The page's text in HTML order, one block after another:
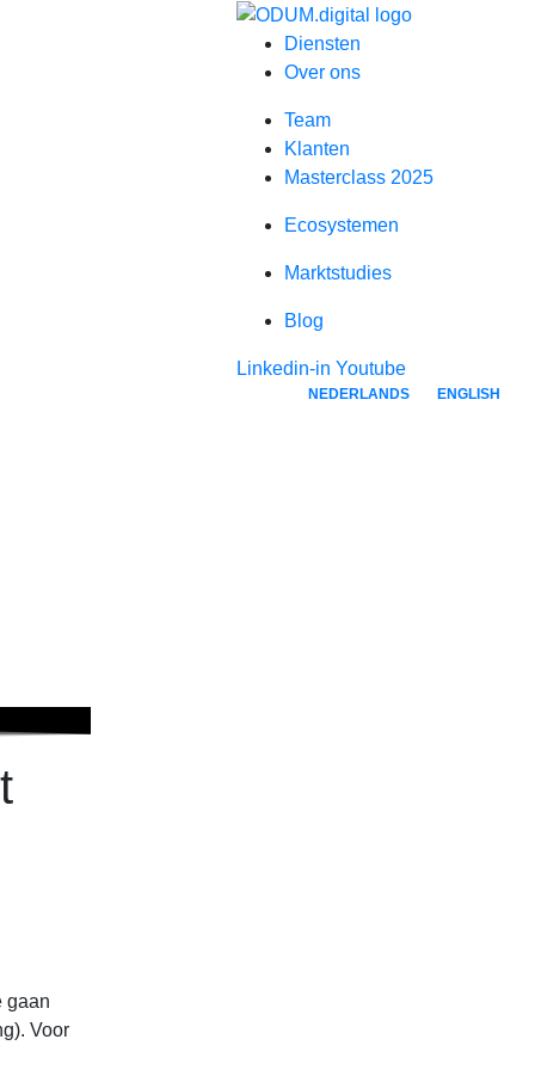
Diensten
Over ons
Team
Klanten
Masterclass 2025
Ecosystemen
Marktstudies
Blog
Linkedin-in Youtube
NEDERLANDS ENGLISH
gaan
Voor